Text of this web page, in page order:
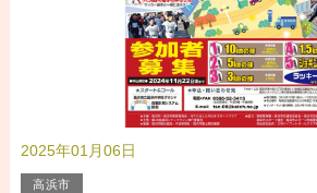
2025年01月06日
高浜市